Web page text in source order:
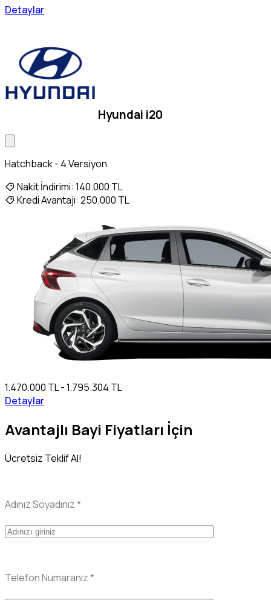
Detaylar
Hyundai i20
Hatchback - 4 Versiyon
Nakit İndirimi: 140.000 TL
Kredi Avantajı: 250.000 TL
1.470.000 TL - 1.795.304 TL
Detaylar
Avantajlı Bayi Fiyatları İçin
Ücretsiz Teklif Al!
Adınız Soyadınız*
Telefon Numaranız*